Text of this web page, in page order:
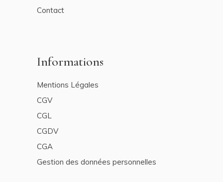
Contact
Informations
Mentions Légales
CGV
CGL
CGDV
CGA
Gestion des données personnelles